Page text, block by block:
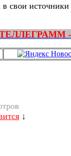
в свои источники
-
↓